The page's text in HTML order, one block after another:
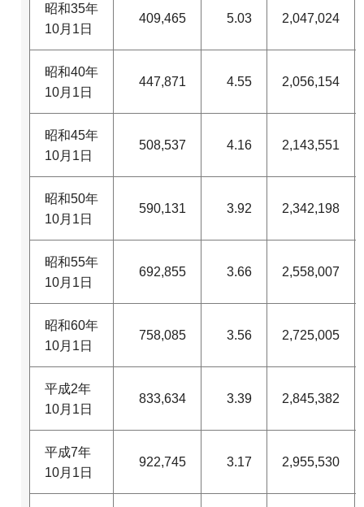
昭和35年
10月1日
409,465 5.03 2,047,024
昭和40年
10月1日
447,871 4.55 2,056,154
昭和45年
10月1日
508,537 4.16 2,143,551
昭和50年
10月1日
590,131 3.92 2,342,198
昭和55年
10月1日
692,855 3.66 2,558,007
昭和60年
10月1日
758,085 3.56 2,725,005
平成2年
10月1日
833,634 3.39 2,845,382
平成7年
10月1日
922,745 3.17 2,955,530